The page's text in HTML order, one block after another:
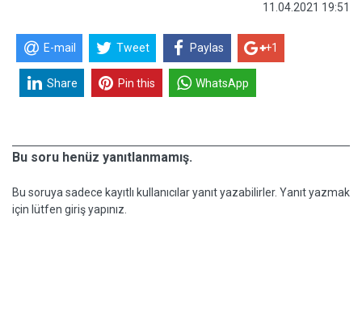
11.04.2021 19:51
E-mail Tweet Paylas +1
Share Pin this WhatsApp
Bu soru henüz yanıtlanmamış.
Bu soruya sadece kayıtlı kullanıcılar yanıt yazabilirler. Yanıt yazmak
için lütfen giriş yapınız.